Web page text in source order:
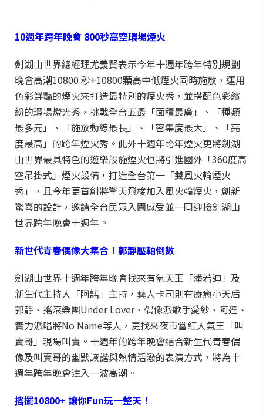
10週年跨年晚會 800秒高空環場煙火
劍湖山世界總經理尤義賢表示今年十週年跨年特別規劃
晚會高潮10800 秒+10800顆高中低煙火同時施放，運用
色彩鮮豔的煙火來打造最特別的煙火秀，並搭配色彩繽
紛的環場燈光秀，挑戰全台五最「面積最廣」、「種類
最多元」、「施放動線最長」、「密集度最大」、「亮
度最高」的跨年煙火秀。此外十週年跨年煙火更將劍湖
山世界最具特色的遊樂設施煙火也將引進國外「360度高
空吊掛式」煙火設備，打造全台第一「雙風火輪煙火
秀」，且今年更首創將擎天飛梭加入風火輪煙火，創新
驚喜的設計，邀請全台民眾入園感受並一同迎接劍湖山
世界跨年晚會十週年。
新世代青春偶像大集合！郭靜壓軸倒數
劍湖山世界十週年跨年晚會找來有氧天王「潘若迪」及
新生代主持人「阿諾」主持，藝人卡司則有療癒小天后
郭靜、搖滾樂團Under Lover、偶像派歌手愛紗、阿達、
實力派唱將No Name等人，更找來夜市當紅人氣王「叫
賣哥」現場叫賣。十週年的跨年晚會結合新生代青春偶
像及叫賣哥的幽默詼諧與熱情活潑的表演方式，將為十
週年跨年晚會注入一波高潮。
搖擺10800+ 讓你Fun玩一整天！